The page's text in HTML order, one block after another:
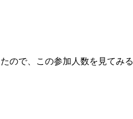
ので、この参加人数を見てみる